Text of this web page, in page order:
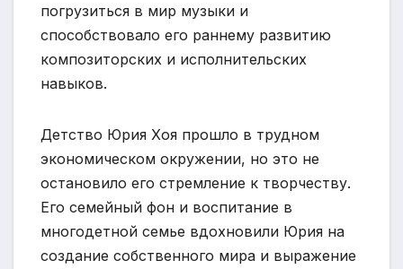
погрузиться в мир музыки и
способствовало его раннему развитию
композиторских и исполнительских
навыков.
Детство Юрия Хоя прошло в трудном
экономическом окружении, но это не
остановило его стремление к творчеству.
Его семейный фон и воспитание в
многодетной семье вдохновили Юрия на
создание собственного мира и выражение